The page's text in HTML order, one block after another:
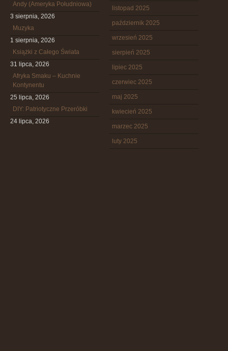
Andy (Ameryka Południowa)
3 sierpnia, 2026
Muzyka
1 sierpnia, 2026
Książki z Całego Świata
31 lipca, 2026
Afryka Smaku – Kuchnie
Kontynentu
25 lipca, 2026
DIY: Patriotyczne Przeróbki
24 lipca, 2026
listopad 2025
październik 2025
wrzesień 2025
sierpień 2025
lipiec 2025
czerwiec 2025
maj 2025
kwiecień 2025
marzec 2025
luty 2025